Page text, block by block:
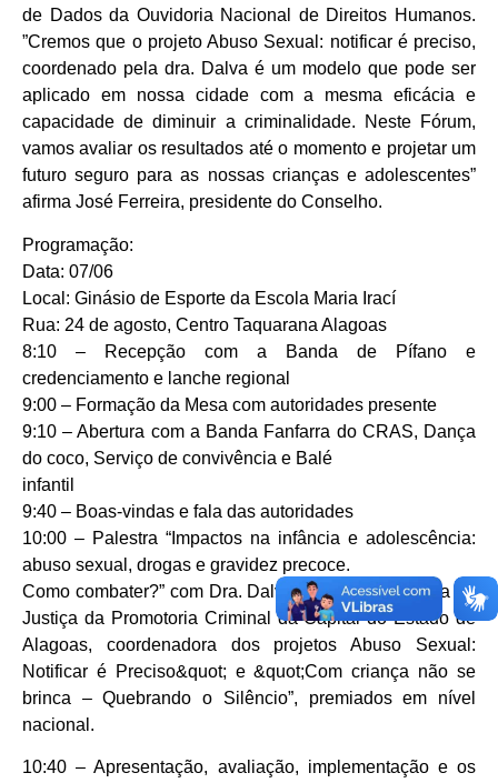
de Dados da Ouvidoria Nacional de Direitos Humanos.
”Cremos que o projeto Abuso Sexual: notificar é preciso,
coordenado pela dra. Dalva é um modelo que pode ser
aplicado em nossa cidade com a mesma eficácia e
capacidade de diminuir a criminalidade. Neste Fórum,
vamos avaliar os resultados até o momento e projetar um
futuro seguro para as nossas crianças e adolescentes”
afirma José Ferreira, presidente do Conselho.
Programação:
Data: 07/06
Local: Ginásio de Esporte da Escola Maria Irací
Rua: 24 de agosto, Centro Taquarana Alagoas
8:10 – Recepção com a Banda de Pífano e
credenciamento e lanche regional
9:00 – Formação da Mesa com autoridades presente
9:10 – Abertura com a Banda Fanfarra do CRAS, Dança
do coco, Serviço de convivência e Balé
infantil
9:40 – Boas-vindas e fala das autoridades
10:00 – Palestra “Impactos na infância e adolescência:
abuso sexual, drogas e gravidez precoce.
Como combater?” com Dra. Dalva Tenório, Promotora de
Justiça da Promotoria Criminal da Capital do Estado de
Alagoas, coordenadora dos projetos Abuso Sexual:
Notificar é Preciso&quot; e &quot;Com criança não se
brinca – Quebrando o Silêncio”, premiados em nível
nacional.
10:40 – Apresentação, avaliação, implementação e os